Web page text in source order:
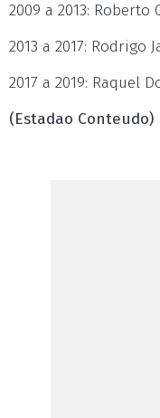
2009 a 2013: Roberto
2013 a 2017: Rodrigo
2017 a 2019: Raquel
(Estadao Conteudo)